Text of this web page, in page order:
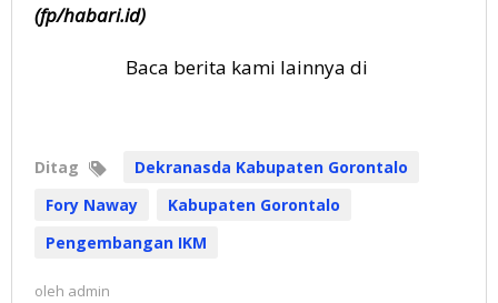
(fp/habari.id)
Baca berita kami lainnya di
Ditag
Dekranasda Kabupaten Gorontalo
Fory Naway
Kabupaten Gorontalo
Pengembangan IKM
oleh admin